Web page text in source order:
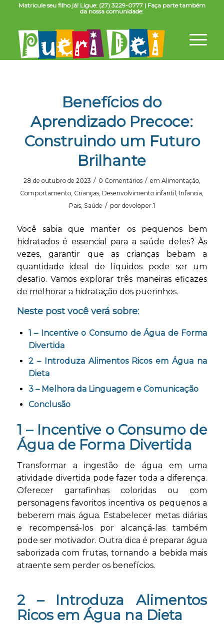
Matricule seu filho já! Ligue: (27) 3229-0777 | Faça parte também
da nossa comunidade:
Benefícios do
Aprendizado Precoce:
Construindo um Futuro
Brilhante
28 de outubro de 2023 / 0 Comentários / em Alimentação,
Comportamento, Crianças, Desenvolvimento infantil , Infancia,
Pais, Saúde / por developer.1
Você sabia que manter os pequenos bem
hidratados é essencial para a saúde deles? Às
vezes, garantir que as crianças bebam a
quantidade ideal de líquidos pode ser um
desafio. Vamos explorar três maneiras eficazes
de melhorar a hidratação dos puerinhos.
Neste post você verá sobre:
1 – Incentive o Consumo de Água de Forma
Divertida
2 – Introduza Alimentos Ricos em Água na
Dieta
3 – Melhora da Linguagem e Comunicação
Conclusão
1 – Incentive o Consumo de
Água de Forma Divertida
Transformar a ingestão de água em uma
atividade divertida pode fazer toda a diferença.
Oferecer garrafinhas coloridas ou com
personagens favoritos incentiva os pequenos a
beberem mais água. Estabelecer metas diárias
e recompensá-los por alcançá-las também
pode ser motivador. Outra dica é preparar água
saborizada com frutas, tornando a bebida mais
atraente sem perder os benefícios.
2 – Introduza Alimentos
Ricos em Água na Dieta